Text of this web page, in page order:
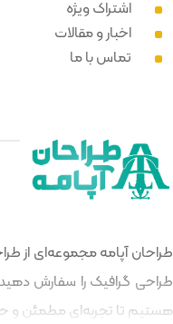
اشتراک ویژه
اخبار و مقالات
تماس با ما
طراحان آپامه مجموعه‌ای از
طراحی گرافیک را سفارش
هستیم تا تجربه‌ای مطمئن و